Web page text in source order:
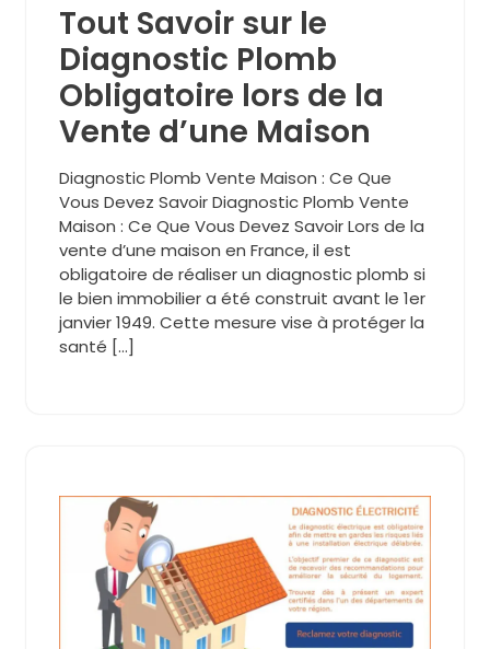
Tout Savoir sur le
Diagnostic Plomb
Obligatoire lors de la
Vente d’une Maison
Diagnostic Plomb Vente Maison : Ce Que
Vous Devez Savoir Diagnostic Plomb Vente
Maison : Ce Que Vous Devez Savoir Lors de la
vente d’une maison en France, il est
obligatoire de réaliser un diagnostic plomb si
le bien immobilier a été construit avant le 1er
janvier 1949. Cette mesure vise à protéger la
santé […]